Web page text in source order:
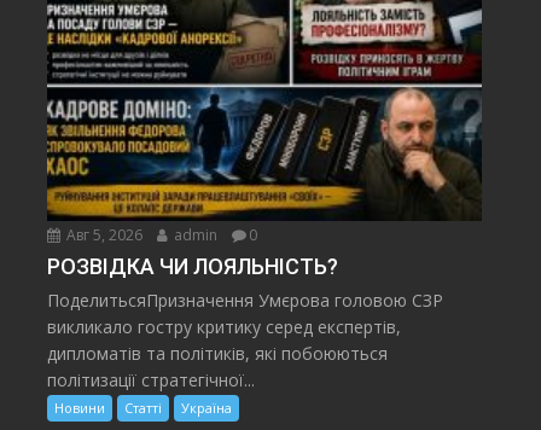
Авг 5, 2026 admin 0
РОЗВІДКА ЧИ ЛОЯЛЬНІСТЬ?
ПоделитьсяПризначення Умєрова головою СЗР
викликало гостру критику серед експертів,
дипломатів та політиків, які побоюються
політизації стратегічної...
Новини Статті Україна